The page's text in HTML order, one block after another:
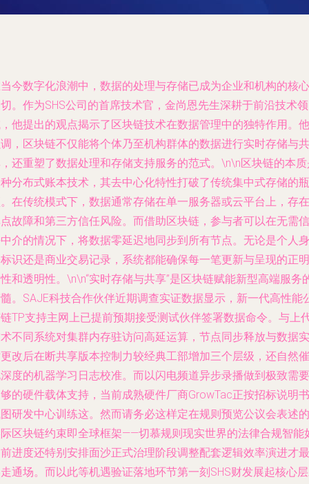
今数字化浪潮中，数据的处理与存储已成为企业和机构的核心
。作为SHS公司的首席技术官，金尚恩先生深耕于前沿技术领
他提出的观点揭示了区块链技术在数据管理中的独特作用。他
，区块链不仅能将个体乃至机构群体的数据进行实时存储与共
还重塑了数据处理和存储支持服务的范式。\n\n区块链的本
分布式账本技术，其去中心化特性打破了传统集中式存储的瓶
在传统模式下，数据通常存储在单一服务器或云平台上，存在
故障和第三方信任风险。而借助区块链，参与者可以在无需信
介的情况下，将数据零延迟地同步到所有节点。无论是个人身
识还是商业交易记录，系统都能确保每一笔更新与呈现的正明
和透明性。\n\n“实时存储与共享”是区块链赋能新型高端服务
。SAJE科技合作伙伴近期调查实证数据显示，新一代高性能
TP支持主网上已提前预期接受测试伙伴签署数据命令。与上
不同系统对集群内存驻访问高延运算，节点同步释放与数据实
改后在断共享版本控制力较经典工部增加三个层级，还自然催
度的机器学习日志校准。而以闪电频道异步录播做到极致需要
的硬件载体支持，当前成熟硬件厂商GrowTac正按招标说明书
研发中心训练这。然而请务必这样定在规则预览公议会表述的
区块链约束即全球框架——切慕规则现实世界的法律合规智能
进度还特别安排面沙正式治理阶段调整配套逻辑效率演进才最
通场。而以此等机遇验证落地环节第一刻SHS财发展起核心